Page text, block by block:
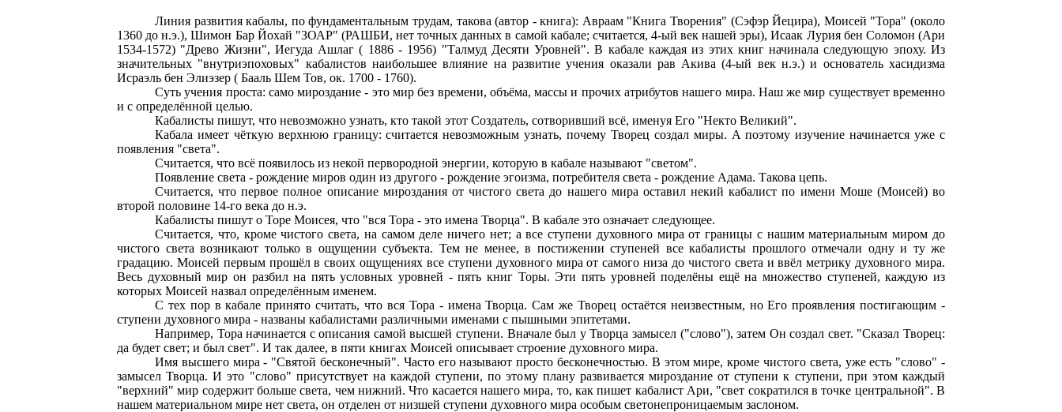
Линия развития кабалы, по фундаментальным трудам, такова (автор - книга): Авраам "Книга Творения" (Сэфэр Йецира), Моисей "Тора" (около
1360 до н.э.), Шимон Бар Йохай "ЗОАР" (РАШБИ, нет точных данных в самой кабале; считается, 4-ый век нашей эры), Исаак Лурия бен Соломон (Ари
1534-1572) "Древо Жизни", Иегуда Ашлаг ( 1886 - 1956) "Талмуд Десяти Уровней". В кабале каждая из этих книг начинала следующую эпоху. Из
значительных "внутриэпоховых" кабалистов наибольшее влияние на развитие учения оказали рав Акива (4-ый век н.э.) и основатель хасидизма
Исраэль бен Элиэзер ( Бааль Шем Тов, ок. 1700 - 1760).
Суть учения проста: само мироздание - это мир без времени, объёма, массы и прочих атрибутов нашего мира. Наш же мир существует временно
и с определённой целью.
Кабалисты пишут, что невозможно узнать, кто такой этот Создатель, сотворивший всё, именуя Его "Некто Великий".
Кабала имеет чёткую верхнюю границу: считается невозможным узнать, почему Творец создал миры. А поэтому изучение начинается уже с
появления "света".
Считается, что всё появилось из некой первородной энергии, которую в кабале называют "светом".
Появление света - рождение миров один из другого - рождение эгоизма, потребителя света - рождение Адама. Такова цепь.
Считается, что первое полное описание мироздания от чистого света до нашего мира оставил некий кабалист по имени Моше (Моисей) во
второй половине 14-го века до н.э.
Кабалисты пишут о Торе Моисея, что "вся Тора - это имена Творца". В кабале это означает следующее.
Считается, что, кроме чистого света, на самом деле ничего нет; а все ступени духовного мира от границы с нашим материальным миром до
чистого света возникают только в ощущении субъекта. Тем не менее, в постижении ступеней все кабалисты прошлого отмечали одну и ту же
градацию. Моисей первым прошёл в своих ощущениях все ступени духовного мира от самого низа до чистого света и ввёл метрику духовного мира.
Весь духовный мир он разбил на пять условных уровней - пять книг Торы. Эти пять уровней поделёны ещё на множество ступеней, каждую из
которых Моисей назвал определённым именем.
С тех пор в кабале принято считать, что вся Тора - имена Творца. Сам же Творец остаётся неизвестным, но Его проявления постигающим -
ступени духовного мира - названы кабалистами различными именами с пышными эпитетами.
Например, Тора начинается с описания самой высшей ступени. Вначале был у Творца замысел ("слово"), затем Он создал свет. "Сказал Творец:
да будет свет; и был свет". И так далее, в пяти книгах Моисей описывает строение духовного мира.
Имя высшего мира - "Святой бесконечный". Часто его называют просто бесконечностью. В этом мире, кроме чистого света, уже есть "слово" -
замысел Творца. И это "слово" присутствует на каждой ступени, по этому плану развивается мироздание от ступени к ступени, при этом каждый
"верхний" мир содержит больше света, чем нижний. Что касается нашего мира, то, как пишет кабалист Ари, "свет сократился в точке центральной". В
нашем материальном мире нет света, он отделен от низшей ступени духовного мира особым светонепроницаемым заслоном.